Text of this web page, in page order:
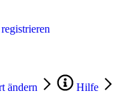
ändern
Hilfe